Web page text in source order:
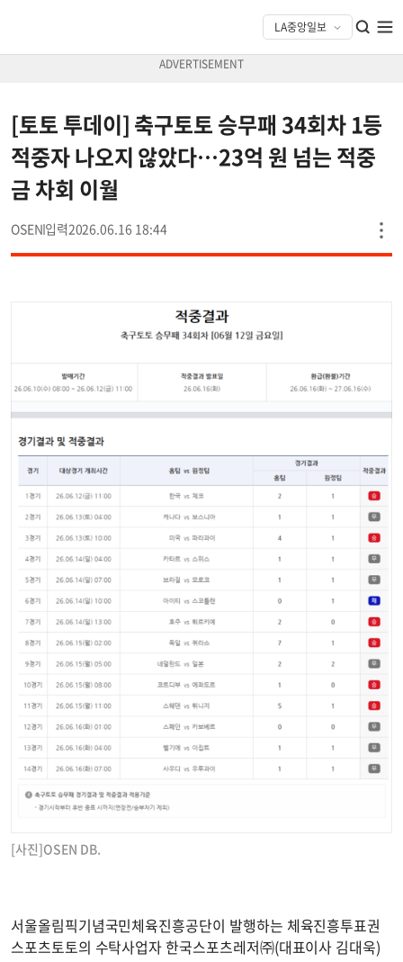
[토토 투데이] 축구토토 승무패 34회차 1등
적중자 나오지 않았다…23억 원 넘는 적중
금 차회 이월
OSEN 2026.06.16 18:44
[사진]OSEN DB.
서울올림픽기념국민체육진흥공단이 발행하는 체육진흥투표권
스포츠토토의 수탁사업자 한국스포츠레저㈜(대표이사 김대욱)